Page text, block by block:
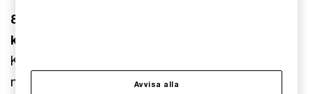
8. Okunskap kring vad som rapporteras till
konsolidering
Koncernkonsolideringsgruppen består ofta av ett
mindre team som under en begränsad tid tar
Avvisa alla